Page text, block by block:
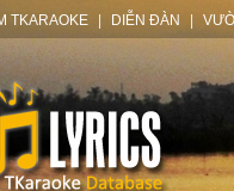
TKARAOKE DIỄN ĐÀN